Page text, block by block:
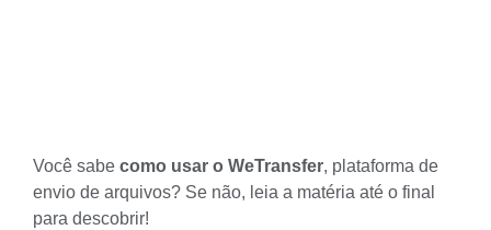
Você sabe como usar o WeTransfer, plataforma de
envio de arquivos? Se não, leia a matéria até o final
para descobrir!